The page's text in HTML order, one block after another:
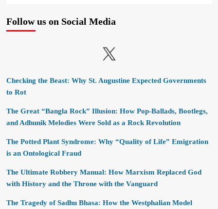
Follow us on Social Media
X
Checking the Beast: Why St. Augustine Expected Governments
to Rot
The Great “Bangla Rock” Illusion: How Pop-Ballads, Bootlegs,
and Adhunik Melodies Were Sold as a Rock Revolution
The Potted Plant Syndrome: Why “Quality of Life” Emigration
is an Ontological Fraud
The Ultimate Robbery Manual: How Marxism Replaced God
with History and the Throne with the Vanguard
The Tragedy of Sadhu Bhasa: How the Westphalian Model